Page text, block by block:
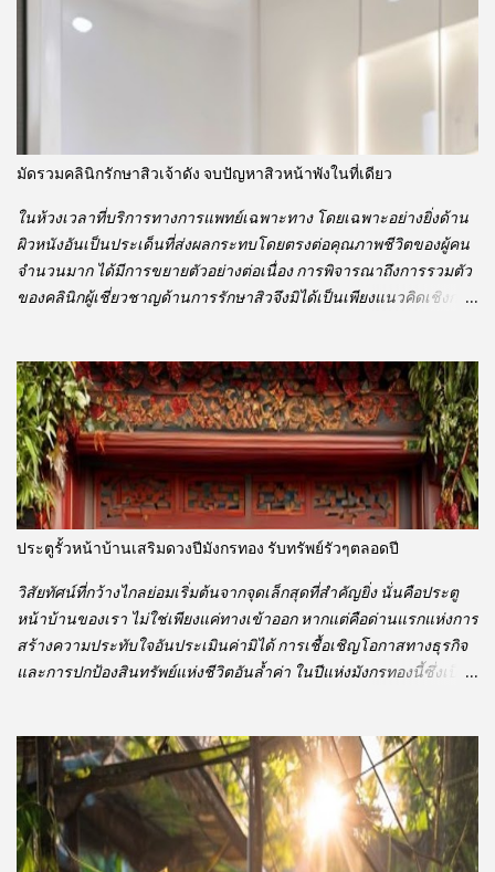
มัดรวมคลินิกรักษาสิวเจ้าดัง จบปัญหาสิวหน้าพังในที่เดียว
ในห้วงเวลาที่บริการทางการแพทย์เฉพาะทาง โดยเฉพาะอย่างยิ่งด้าน
ผิวหนังอันเป็นประเด็นที่ส่งผลกระทบโดยตรงต่อคุณภาพชีวิตของผู้คน
จำนวนมาก ได้มีการขยายตัวอย่างต่อเนื่อง การพิจารณาถึงการรวมตัว
ของคลินิกผู้เชี่ยวชาญด้านการรักษาสิวจึงมิได้เป็นเพียงแนวคิดเชิงการ
ให้เกิดประโยชน์หลายประการ อาทิ การสร้างมาตรฐานการรักษาที่
เป็นเอกภาพ การรวบรวมข้อมูลผู้ป่วยเพื่อการวิเคราะห์และพัฒนา
กระบวนทัศน์ทางการแพทย์ และการเพิ่มประสิทธิภาพในการบริหาร
จัดการทรัพยากร ซึ่งล้วนเป็นปัจจัยสำคัญในการยกระดับผลลัพธ์การ
รักษาโรคผิวหนังโดยรวม แนวคิดของการบูรณาการนี้มุ่งเน้นไปที่การ
ลดความซับซ้อนในการเข้าถึงบริการสำหรับผู้ป่วยที่ต้องเผชิญกับปัญหา
สิวเรื้อรัง การที่ผู้ป่วยไม่จำเป็นต้องโยกย้ายสถานที่รักษาบ่อยครั้งย่อมส่ง
ผลดีต่อความต่อเนื่องของกระบวนการบำบัดรักษา ลดภาระด้านเวลา
และค่าใช้จ่ายในการเดินทาง อีกทั้งยังเปิดโอกาสให้ทีมแพทย์ผู้
เชี่ยวชาญสามารถแลกเปลี่ยนองค์ความรู้และประสบการณ์จากกรณี
ศึกษาที่หลากหลา...
ประตูรั้วหน้าบ้านเสริมดวงปีมังกรทอง รับทรัพย์รัวๆตลอดปี
วิสัยทัศน์ที่กว้างไกลย่อมเริ่มต้นจากจุดเล็กสุดที่สำคัญยิ่ง นั่นคือประตู
หน้าบ้านของเรา ไม่ใช่เพียงแค่ทางเข้าออก หากแต่คือด่านแรกแห่งการ
สร้างความประทับใจอันประเมินค่ามิได้ การเชื้อเชิญโอกาสทางธุรกิจ
และการปกป้องสินทรัพย์แห่งชีวิตอันล้ำค่า ในปีแห่งมังกรทองนี้ซึ่งเป็น
ธุรกิจอันชาญฉลาด เพื่อเปิดรับกระแสแห่งความรุ่งเรืองระดับโลกอย่าง
เต็มที่และต่อเนื่องไร้ขีดจำกัด ประตูนี้คือการแสดงออกถึงความพร้อมใน
การก้าวสู่ความสำเร็จครั้งยิ่งใหญ่ การลงทุนในส่วนนี้จึงมิใช่เพียงค่าใช้
จ่าย หากแต่เป็นการสร้างสินทรัพย์ที่มองไม่เห็นแต่ให้ผลตอบแทน
มหาศาล มันคือการส่งสัญญาณอันทรงพลังจากภายในสู่ภายนอกสู่